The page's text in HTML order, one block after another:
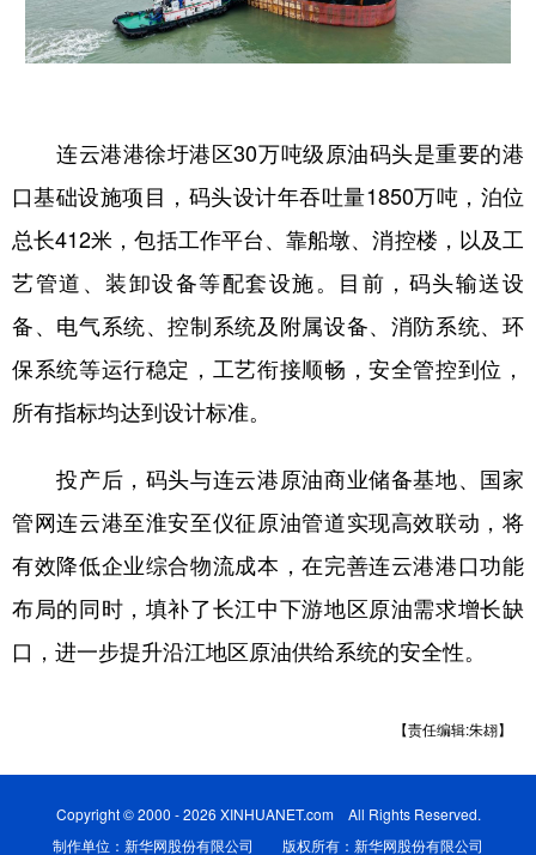
连云港港徐圩港区30万吨级原油码头是重要的港
口基础设施项目，码头设计年吞吐量1850万吨，泊位
总长412米，包括工作平台、靠船墩、消控楼，以及工
艺管道、装卸设备等配套设施。目前，码头输送设
备、电气系统、控制系统及附属设备、消防系统、环
保系统等运行稳定，工艺衔接顺畅，安全管控到位，
所有指标均达到设计标准。
投产后，码头与连云港原油商业储备基地、国家
管网连云港至淮安至仪征原油管道实现高效联动，将
有效降低企业综合物流成本，在完善连云港港口功能
布局的同时，填补了长江中下游地区原油需求增长缺
口，进一步提升沿江地区原油供给系统的安全性。
【责任编辑:朱翃】
Copyright © 2000 - 2026 XINHUANET.com All Rights Reserved.
制作单位：新华网股份有限公司 版权所有：新华网股份有限公司